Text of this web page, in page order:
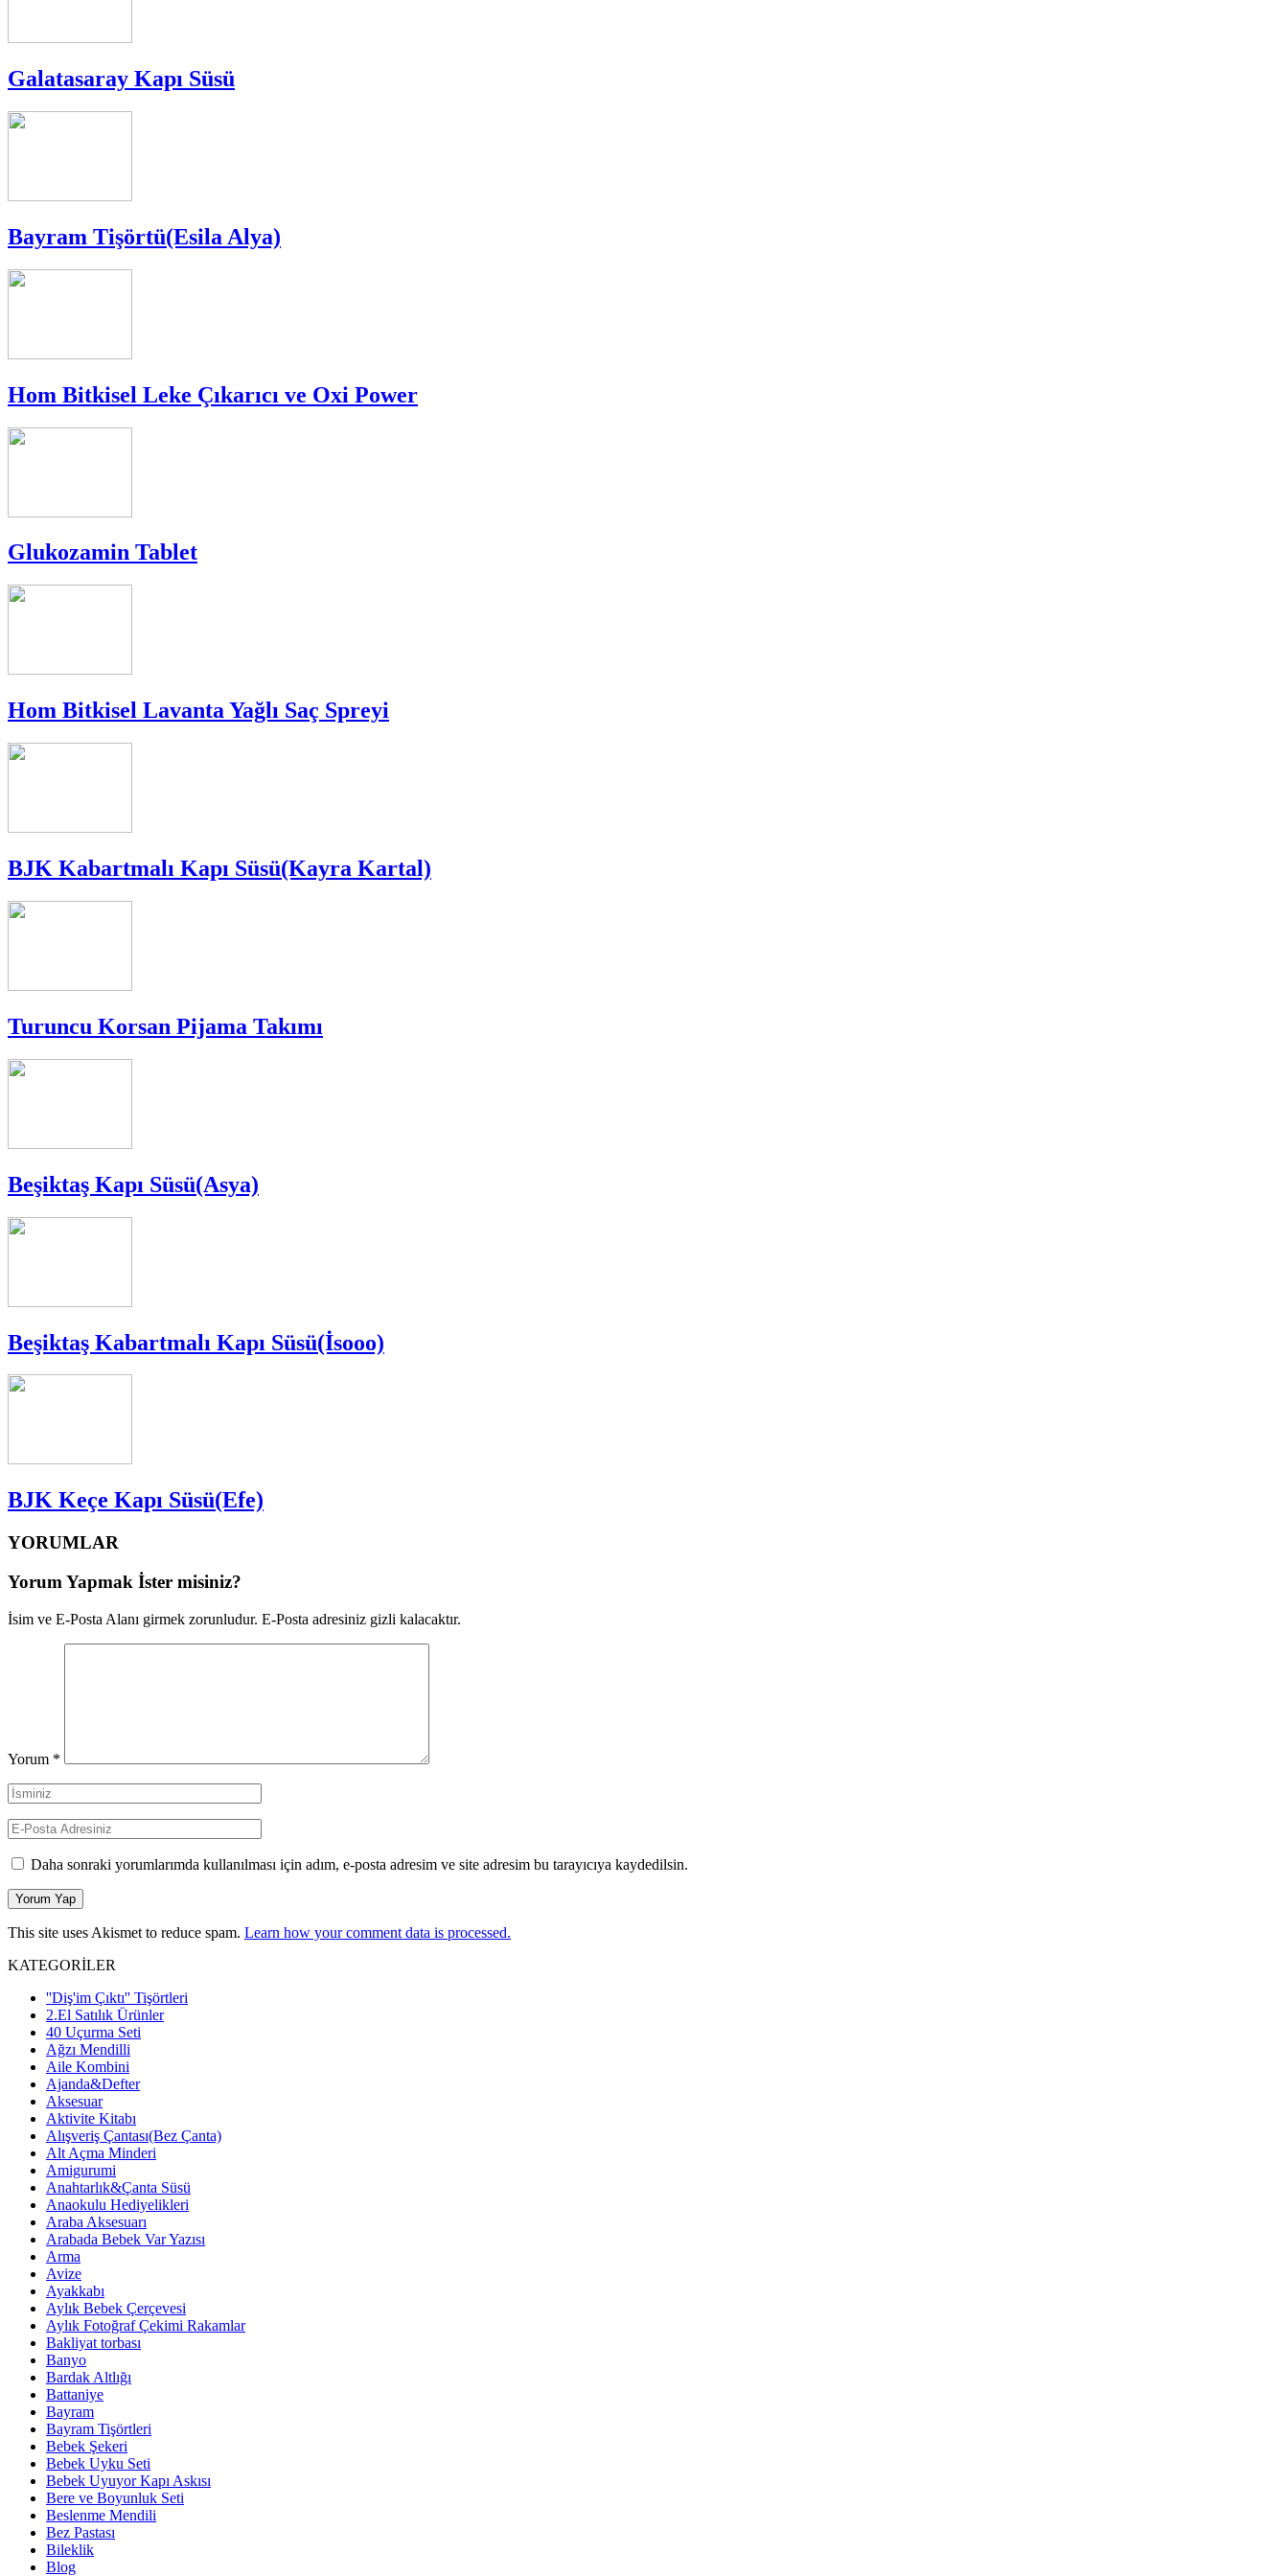
Galatasaray Kapı Süsü
Bayram Tişörtü(Esila Alya)
Hom Bitkisel Leke Çıkarıcı ve Oxi Power
Glukozamin Tablet
Hom Bitkisel Lavanta Yağlı Saç Spreyi
BJK Kabartmalı Kapı Süsü(Kayra Kartal)
Turuncu Korsan Pijama Takımı
Beşiktaş Kapı Süsü(Asya)
Beşiktaş Kabartmalı Kapı Süsü(İsooo)
BJK Keçe Kapı Süsü(Efe)
YORUMLAR
Yorum Yapmak İster misiniz?
İsim ve E-Posta Alanı girmek zorunludur. E-Posta adresiniz gizli kalacaktır.
Yorum *
Daha sonraki yorumlarımda kullanılması için adım, e-posta adresim ve site adresim bu tarayıcıya kaydedilsin.
This site uses Akismet to reduce spam. Learn how your comment data is processed.
KATEGORİLER
''Diş'im Çıktı'' Tişörtleri
2.El Satılık Ürünler
40 Uçurma Seti
Ağzı Mendilli
Aile Kombini
Ajanda&Defter
Aksesuar
Aktivite Kitabı
Alışveriş Çantası(Bez Çanta)
Alt Açma Minderi
Amigurumi
Anahtarlık&Çanta Süsü
Anaokulu Hediyelikleri
Araba Aksesuarı
Arabada Bebek Var Yazısı
Arma
Avize
Ayakkabı
Aylık Bebek Çerçevesi
Aylık Fotoğraf Çekimi Rakamlar
Bakliyat torbası
Banyo
Bardak Altlığı
Battaniye
Bayram
Bayram Tişörtleri
Bebek Şekeri
Bebek Uyku Seti
Bebek Uyuyor Kapı Askısı
Bere ve Boyunluk Seti
Beslenme Mendili
Bez Pastası
Bileklik
Blog